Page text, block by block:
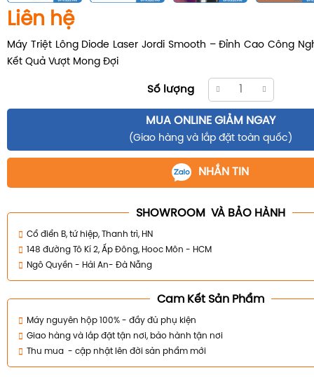
Liên hệ
Máy Triệt Lông Diode Laser Jordi Smooth – Đỉnh Cao Công
Kết Quả Vượt Mong Đợi
Số lượng
MUA ONLINE GIẢM NGAY
(Giao hàng và lắp đặt toàn quốc)
NHẮN TIN
SHOWROOM VÀ BẢO HÀNH
Cổ điển B, tứ hiệp, Thanh trì, HN
148 đường Tô Kí 2, Ấp Đông, Hooc Môn - HCM
Ngô Quyền - Hải An- Đà Nẵng
Cam Kết Sản Phẩm
Máy nguyên hộp 100% - đầy đủ phụ kiện
Giao hàng và lắp đặt tận nơi, bảo hành tận nơi
Thu mua - cập nhật lên đời sản phẩm mới